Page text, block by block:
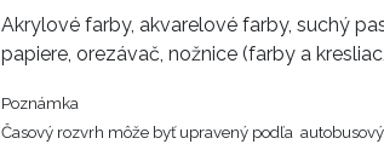
Akrylové farby, akvarelové farby, suchý
papiere, orezávač, nožnice (farby a
Poznámka
Časový rozvrh môže byť upravený podľa